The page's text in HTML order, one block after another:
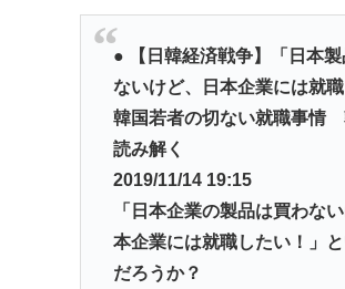
● 【日韓経済戦争】「日本
ないけど、日本企業には就職
韓国若者の切ない就職事情
読み解く
2019/11/14 19:15
「日本企業の製品は買わな
本企業には就職したい！」
だろうか？